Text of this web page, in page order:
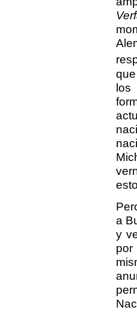
los
a
y
por